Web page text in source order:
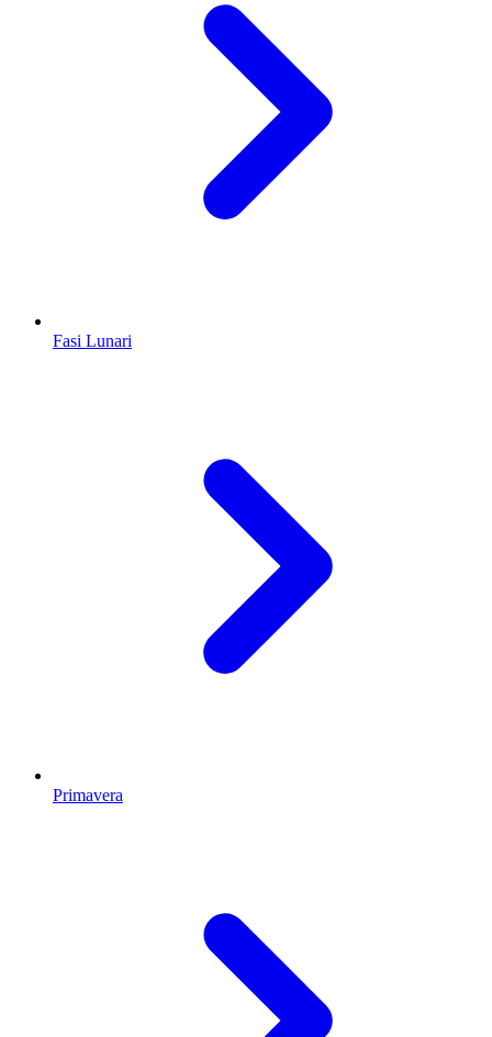
Fasi Lunari
Primavera